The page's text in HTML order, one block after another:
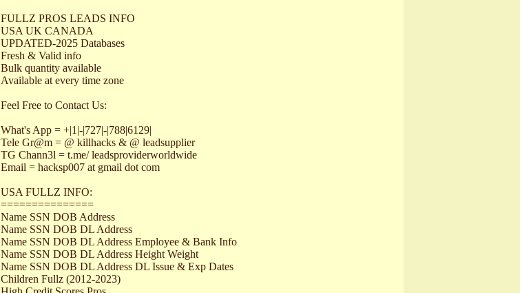
FULLZ PROS LEADS INFO
USA UK CANADA
UPDATED-2025 Databases
Fresh & Valid info
Bulk quantity available
Available at every time zone
Feel Free to Contact Us:
What's App = +|1|-|727|-|788|6129|
Tele Gr@m = @ killhacks & @ leadsupplier
TG Chann3l = t.me/ leadsproviderworldwide
Email = hacksp007 at gmail dot com
USA FULLZ INFO:
===============
Name SSN DOB Address
Name SSN DOB DL Address
Name SSN DOB DL Address Employee & Bank Info
Name SSN DOB DL Address Height Weight
Name SSN DOB DL Address DL Issue & Exp Dates
Children Fullz (2012-2023)